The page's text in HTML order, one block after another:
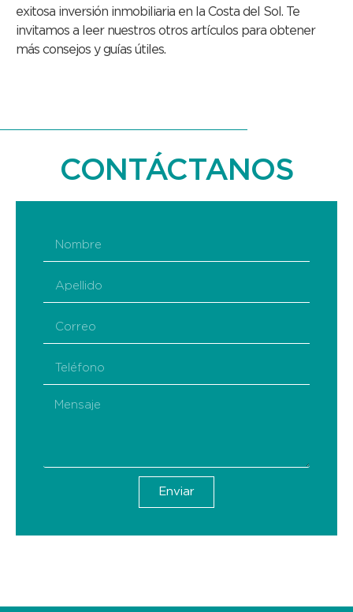
exitosa inversión inmobiliaria en la Costa del Sol. Te
invitamos a leer nuestros otros artículos para obtener
más consejos y guías útiles.
CONTÁCTANOS
Enviar